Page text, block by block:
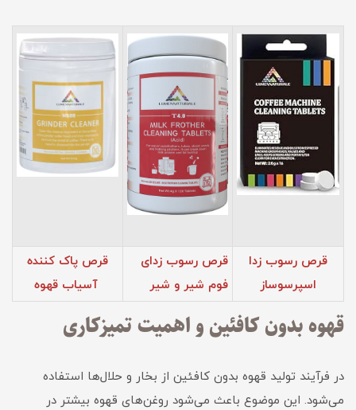
قرص رسوب زدا
اسپرسوساز
قرص رسوب زدای
فوم‌ شیر و شیر
قرص پاک کننده
آسیاب قهوه
قهوه بدون کافئین و اهمیت تمیزکاری
در فرآیند تولید قهوه بدون کافئین از بخار و حلال‌ها استفاده
می‌شود. این موضوع باعث می‌شود روغن‌های قهوه بیشتر در